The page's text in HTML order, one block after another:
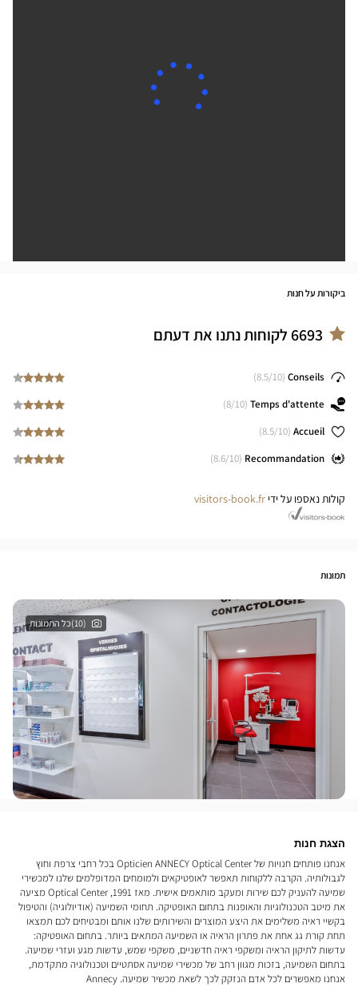
ביקורות על חנות
6693 לקוחות נתנו את דעתם
Conseils
(
8.5/10)
Temps d'attente
(
8/10)
Accueil
(
8.5/10)
Recommandation
(
8.6/10)
קולות נאספו על ידי visitors-book.fr
תמונות
(10)כל התמונות
הצגת חנות
אנחנו פותחים חנויות של Opticien ANNECY Optical Center בכל רחבי צרפת וחוץ
לגבולותיה. הקרבה ללקוחות תאפשר לאופטיקאים ולמומחים המדופלמים שלנו למכשירי
שמיעה להעניק לכם שירות ומעקב מותאמים אישית. מאז 1991, Optical Center מציעה
את מיטב הטכנולוגיות והאופנות בתחום האופטיקה. תחומי השמיעה (אודיולוגיה) והטיפול
בקשיי ראיה משלימים את היצע המוצרים והשירותים שלנו אותם ומבטיחים לכם תמצאו
תחת קורת גג אחת את פתרון הראיה או השמיעה המתאים ביותר. בתחום האופטיקה:
עדשות לתיקון הראיה ומשקפי ראיה חדשניים, משקפי שמש, עדשות מגע ועזרי שמיעה.
בתחום השמיעה, בזכות מגוון רחב של מכשירי שמיעה אסתטיים וטכנולוגיה מתקדמת,
אנחנו מאפשרים לכל אדם הנזקק לכך לשאת מכשיר שמיעה. Annecy